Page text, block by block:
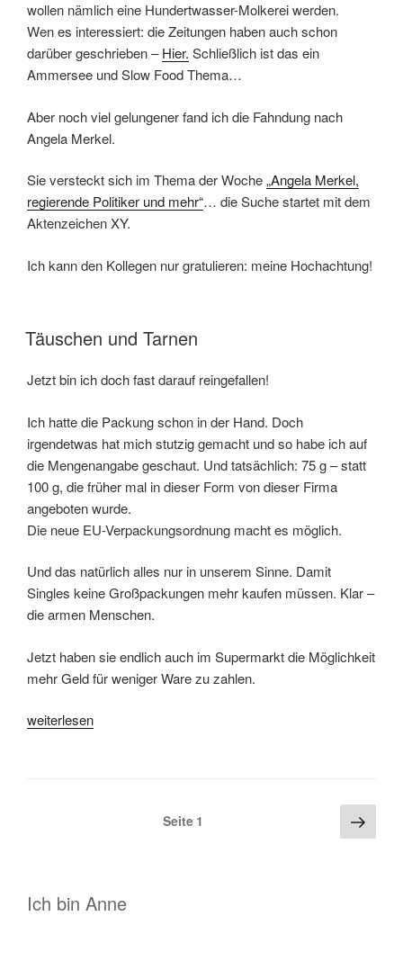
wollen nämlich eine Hundertwasser-Molkerei werden.
Wen es interessiert: die Zeitungen haben auch schon
darüber geschrieben –Hier. Schließlich ist das ein
Ammersee und Slow Food Thema…
Aber noch viel gelungener fand ich die Fahndung nach
Angela Merkel.
Sie versteckt sich im Thema der Woche„Angela Merkel,
regierende Politiker und mehr“… die Suche startet mit dem
Aktenzeichen XY.
Ich kann den Kollegen nur gratulieren: meine Hochachtung!
VERÖFFENTLICHT
AM
Täuschen und Tarnen
Jetzt bin ich doch fast darauf reingefallen!
Ich hatte die Packung schon in der Hand. Doch
irgendetwas hat mich stutzig gemacht und so habe ich auf
die Mengenangabe geschaut. Und tatsächlich: 75 g – statt
100 g, die früher mal in dieser Form von dieser Firma
angeboten wurde.
Die neue EU-Verpackungsordnung macht es möglich.
Und das natürlich alles nur in unserem Sinne. Damit
Singles keine Großpackungen mehr kaufen müssen. Klar –
die armen Menschen.
Jetzt haben sie endlich auch im Supermarkt die Möglichkeit
mehr Geld für weniger Ware zu zahlen.
„Täuschen
weiterlesen
Seitennummerierung
Seite 1
Seite
Ich bin Anne